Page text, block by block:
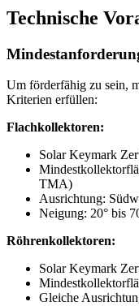
Technische
Um förderfähig zu sein,
Kriterien erfüllen:
Flachkollektoren:
Solar Keymark
TMA)
Ausrichtung:
Neigung: 20° bis
Röhrenkollektoren:
Solar Keymark
Gleiche